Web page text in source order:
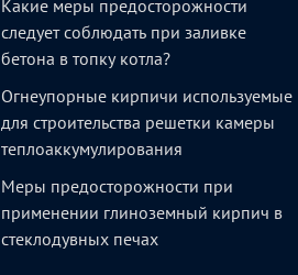
Какие меры предосторожности
следует соблюдать при заливке
бетона в топку котла?
Огнеупорные кирпичи используемые
для строительства решетки камеры
теплоаккумулирования
Меры предосторожности при
применении глиноземный кирпич в
стеклодувных печах